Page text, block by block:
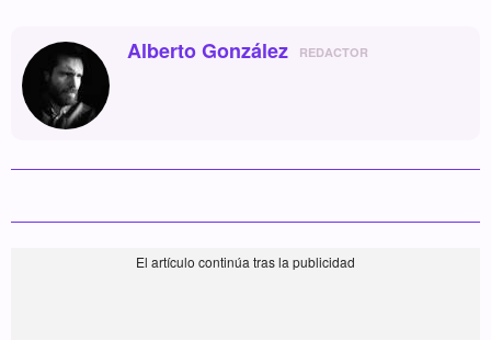
Alberto González REDACTOR